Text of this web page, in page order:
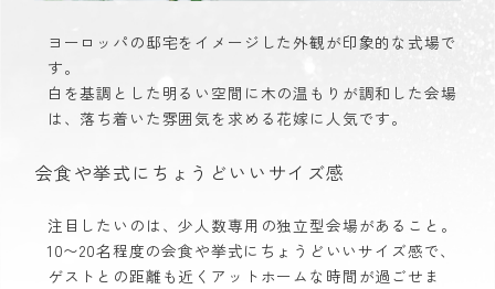
ヨーロッパの邸宅をイメージした外観が印象的な式場で
す。
白を基調とした明るい空間に木の温もりが調和した会場
は、落ち着いた雰囲気を求める花嫁に人気です。
会食や挙式にちょうどいいサイズ感
注目したいのは、少人数専用の独立型会場があること。
10〜20名程度の会食や挙式にちょうどいいサイズ感で、
ゲストとの距離も近くアットホームな時間が過ごせま